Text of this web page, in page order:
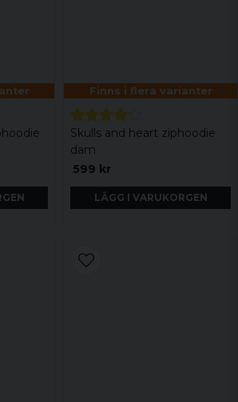
Finns i flera varianter
Skulls and heart ziphoodie
dam
599 kr
LÄGG I VARUKORGEN